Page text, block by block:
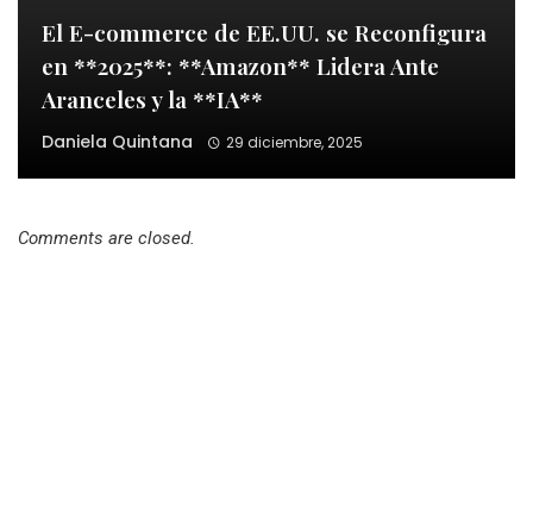
El E-commerce de EE.UU. se Reconfigura
en **2025**: **Amazon** Lidera Ante
Aranceles y la **IA**
Daniela Quintana 29 diciembre, 2025
Comments are closed.